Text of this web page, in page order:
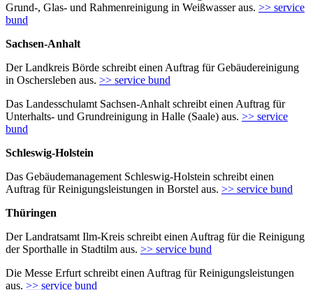
Grund-, Glas- und Rahmenreinigung in Weißwasser aus. >> service
bund
Sachsen-Anhalt
Der Landkreis Börde schreibt einen Auftrag für Gebäudereinigung
in Oschersleben aus. >> service bund
Das Landesschulamt Sachsen-Anhalt schreibt einen Auftrag für
Unterhalts- und Grundreinigung in Halle (Saale) aus. >> service
bund
Schleswig-Holstein
Das Gebäudemanagement Schleswig-Holstein schreibt einen
Auftrag für Reinigungsleistungen in Borstel aus. >> service bund
Thüringen
Der Landratsamt Ilm-Kreis schreibt einen Auftrag für die Reinigung
der Sporthalle in Stadtilm aus. >> service bund
Die Messe Erfurt schreibt einen Auftrag für Reinigungsleistungen
aus. >> service bund